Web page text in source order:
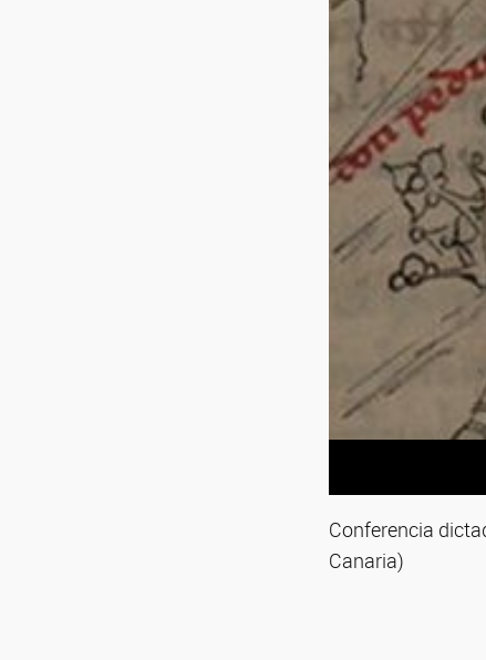
Conferencia
Canaria)